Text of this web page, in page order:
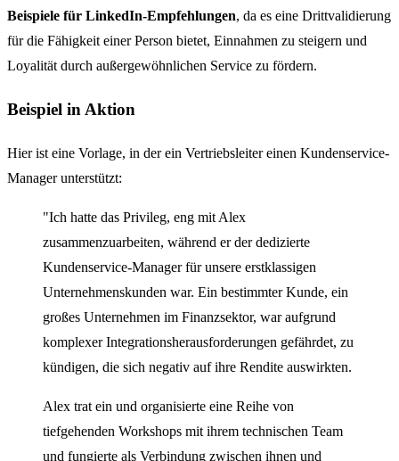
Beispiele für LinkedIn-Empfehlungen, da es eine Drittvalidierung
für die Fähigkeit einer Person bietet, Einnahmen zu steigern und
Loyalität durch außergewöhnlichen Service zu fördern.
Beispiel in Aktion
Hier ist eine Vorlage, in der ein Vertriebsleiter einen Kundenservice-
Manager unterstützt:
"Ich hatte das Privileg, eng mit Alex
zusammenzuarbeiten, während er der dedizierte
Kundenservice-Manager für unsere erstklassigen
Unternehmenskunden war. Ein bestimmter Kunde, ein
großes Unternehmen im Finanzsektor, war aufgrund
komplexer Integrationsherausforderungen gefährdet, zu
kündigen, die sich negativ auf ihre Rendite auswirkten.
Alex trat ein und organisierte eine Reihe von
tiefgehenden Workshops mit ihrem technischen Team
und fungierte als Verbindung zwischen ihnen und